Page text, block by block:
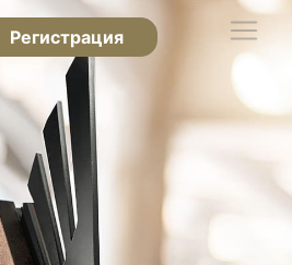
Регистрация